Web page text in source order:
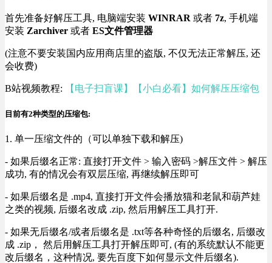
首先准备好解压工具, 电脑端安装 WINRAR 或者 7z, 手机端
安装 Zarchiver 或者 ES文件管理器
(注意不要安装国内应用商店里的盗版, 不仅无法正常解压, 还
会收费)
B站视频教程: 【电子扫盲课】【小白必看】如何解压压缩包
目前有2种类型的压缩包:
1. 单一压缩文件的（可以单独下载和解压)
- 如果后缀名正常: 直接打开文件 > 输入密码 >解压文件 > 解压
成功, 有的情况会有双层压缩, 再继续解压即可
- 如果后缀名是 .mp4, 直接打开文件会播放猫和老鼠和葫芦娃
之类的视频, 后缀名改成 .zip, 然后用解压工具打开.
- 如果无后缀名/或者后缀名是 .txt等各种奇怪的后缀名, 后缀改
成 .zip， 然后用解压工具打开解压即可, (有的系统默认不能更
改后缀名，这种情况, 要先百度下如何显示文件后缀名).